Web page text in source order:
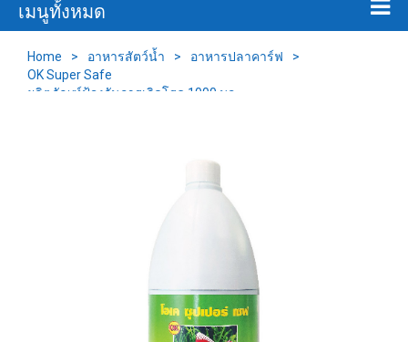
เมนูทั้งหมด
Home > อาหารสัตว์น้ำ > อาหารปลาคาร์ฟ
>
OK Super Safe
ผลิตภัณฑ์ป้องกันการเกิดโรค 1000 มล.